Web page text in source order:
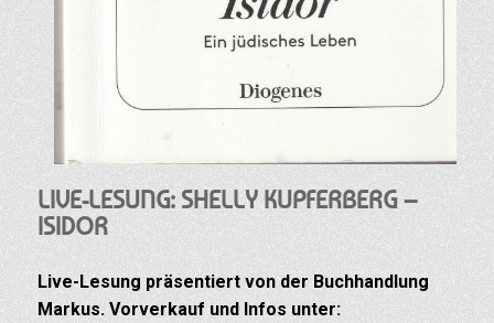
LIVE-LESUNG: SHELLY KUPFERBERG –
ISIDOR
Live-Lesung präsentiert von der Buchhandlung
Markus. Vorverkauf und Infos unter: